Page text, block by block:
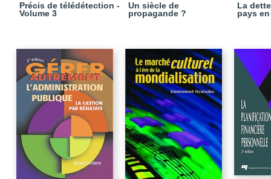
Précis de télédétection -
Volume 3
Un siècle de
propagande ?
La
pays